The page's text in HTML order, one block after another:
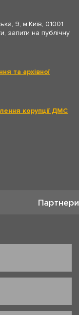
9, м.Київ, 01001
запити на публічну
та архівної
корупції ДМС
Партнери